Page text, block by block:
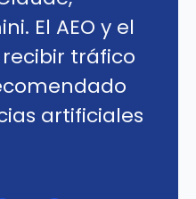
El AEO y el
tráfico
artificiales